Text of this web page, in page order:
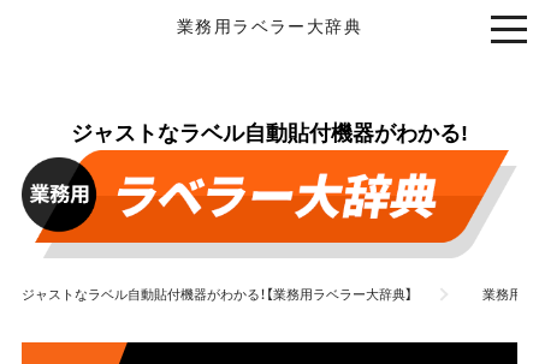
業務用ラベラー大辞典
ジャストなラベル自動貼付機器がわかる!
ジャストなラベル自動貼付機器がわかる！【業務用ラベラー大辞典】 業務用ラ